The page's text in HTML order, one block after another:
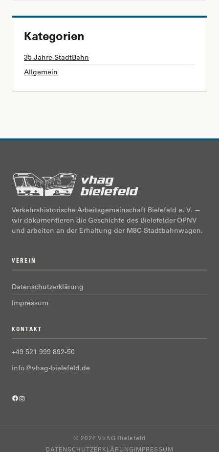
Kategorien
35 Jahre StadtBahn
Allgemein
Verkehrshistorische Arbeitsgemeinschaft Bielefeld e. V. —
wir dokumentieren die Geschichte des Bielefelder ÖPNV
und arbeiten an der Erhaltung der M8C-Stadtbahnwagen.
VEREIN
Datenschutzerklärung
Impressum
KONTAKT
+49 521 999 892-50
info@vhag-bielefeld.de
Facebook
Instagram
© 2026 VhAG Bielefeld
DATENSCHUTZERKLÄRUNG IMPRESSUM